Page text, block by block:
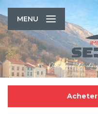
MENU
Acheter